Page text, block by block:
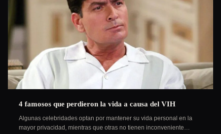
4 famosos que perdieron la vida a causa del VIH
Algunas celebridades optan por mantener su vida personal en la
mayor privacidad, mientras que otras no tienen inconveniente…